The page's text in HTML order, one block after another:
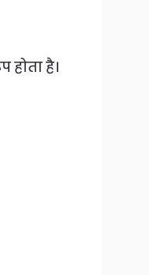
होता है।